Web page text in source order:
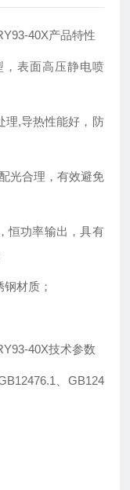
40X产品特性
表面高压静电喷
,导热性能好，防
光合理，有效避免
恒功率输出，具有
材质；
40X技术参数
、GB124